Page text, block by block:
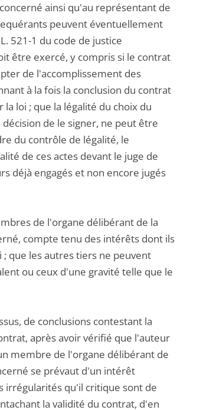
ainsi qu'au représentant de
peuvent éventuellement
521-1 du code de justice
être exercé, y compris si le contrat
de l'accomplissement des
à la fois la conclusion du contrat
loi ; que la légalité du choix du
de le signer, ne peut être
du contrôle de légalité, le
de ces actes devant le juge de
déjà engagés et non encore jugés
de l'organe délibérant de la
compte tenu des intérêts dont ils
que les autres tiers ne peuvent
ou ceux d'une gravité telle que le
de conclusions contestant la
après avoir vérifié que l'auteur
membre de l'organe délibérant de
se prévaut d'un intérêt
irrégularités qu'il critique sont de
la validité du contrat, d'en